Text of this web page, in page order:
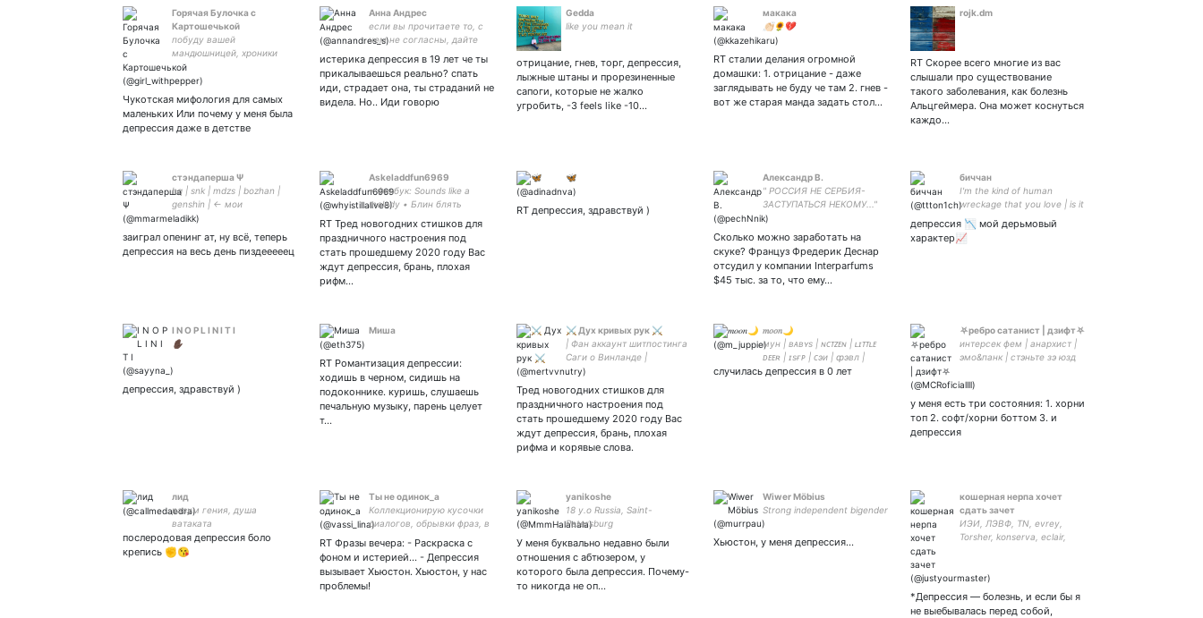
Горячая Булочка с
Картошечькой
побуду вашей
мандюшницей, хроники
Картошечьки кофе/твиттор
леди
Чукотская мифология для самых
маленьких Или почему у меня была
депрессия даже в детстве
Анна Андрес
если вы прочитаете то, с
чем не согласны, дайте
истерика депрессия в 19 лет че ты
прикалываешься реально? спать
иди, страдает она, ты страданий не
видела. Но.. Иди говорю
Gedda
like you mean it
отрицание, гнев, торг, депрессия,
лыжные штаны и прорезиненные
сапоги, которые не жалко
угробить, -3 feels like -10…
макака
👏🏻🌻💔
RT сталии делания огромной
домашки: 1. отрицание - даже
заглядывать не буду че там 2. гнев -
вот же старая манда задать стол…
rojk.dm
RT Скорее всего многие из вас
слышали про существование
такого заболевания, как болезнь
Альцгеймера. Она может коснуться
каждо…
стэндаперша Ψ
hq | snk | mdzs | bozhan |
genshin | ← мои
гиперфиксации на данный
заиграл опенинг ат, ну всё, теперь
депрессия на весь день пиздееееец
Askeladdfun6969
• Фикбук: Sounds like a
melody • Блин блять
Люблю синий, шоколадные
трюфели и Аскеладда •🎄
🎄🎄
RT Тред новогодних стишков для
праздничного настроения под
стать прошедшему 2020 году Вас
ждут депрессия, брань, плохая
рифм…
🦋
RT депрессия, здравствуй )
Александр В.
" РОССИЯ НЕ СЕРБИЯ-
ЗАСТУПАТЬСЯ НЕКОМУ..."
Сколько можно заработать на
скуке? Француз Фредерик Деснар
отсудил у компании Interparfums
$45 тыс. за то, что ему…
биччан
I'm the kind of human
wreckage that you love | is it
because he fucks his best
friend ? | фанатка
bulletproof heart #1 | mcr |
депрессия 📉 мой дерьмовый
характер📈
I N O P L I N I T I
✋🏿
депрессия, здравствуй )
Миша
RT Романтизация депрессии:
ходишь в черном, сидишь на
подоконнике. куришь, слушаешь
печальную музыку, парень целует
т…
⚔ Дух кривых рук ⚔
| Фан аккаунт шитпостинга
Саги о Винланде |
Аскефинны 🐱🦉 | слэш
|
Тред новогодних стишков для
праздничного настроения под
стать прошедшему 2020 году Вас
ждут депрессия, брань, плохая
рифма и корявые слова.
𝑚𝑜𝑜𝑛🌙
муʜ | ʙᴀʙʏs | ɴᴄᴛᴢᴇɴ | ʟɪᴛᴛʟᴇ
ᴅᴇᴇʀ | ɪsғᴘ | ᴄэи | ȹэʙл |
ᴛᴀᴜʀᴜꜱ | ᴄᴏᴠᴇʀ ᴅᴀɴᴄᴇʀ
случилась депрессия в 0 лет
⛧ребро сатанист | дзифт⛧
интерсек фем | анархист |
эмо&панк | стэньте зэ юзд
#ямывампиры |
жена криска🐀
у меня есть три состояния: 1. хорни
топ 2. софт/хорни боттом 3. и
депрессия
лид
разум гения, душа
ватаката
послеродовая депрессия боло
крепись ✊😘
Ты не одинок_а
Коллекционирую кусочки
диалогов, обрывки фраз, в
контекста. + ретвичу
актуальное про политику. /
Тайный Санта, дари сюда:
5469380085813631
RT Фразы вечера: - Раскраска с
фоном и истерией... - Депрессия
вызывает Хьюстон. Хьюстон, у нас
проблемы!
yanikoshe
18 y.o Russia, Saint-
Petersburg
У меня буквально недавно были
отношения с абтюзером, у
которого была депрессия. Почему-
то никогда не оп…
Wiwer Möbius
Strong independent bigender
Хьюстон, у меня депрессия...
кошерная нерпа хочет
сдать зачет
ИЭИ, ЛЭВФ, TN, evrey,
Torsher, konserva, eclair,
she/he ок, официально
личинка психолога.
*Депрессия — болезнь, и если бы я
не выебывалась перед собой,